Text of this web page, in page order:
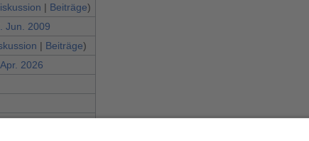
| Beiträge)
Jun. 2009
| Beiträge)
2026